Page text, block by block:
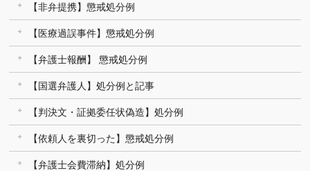
【非弁提携】懲戒処分例
【医療過誤事件】懲戒処分例
【弁護士報酬】 懲戒処分例
【国選弁護人】処分例と記事
【判決文・証拠委任状偽造】処分例
【依頼人を裏切った】懲戒処分例
【弁護士会費滞納】処分例